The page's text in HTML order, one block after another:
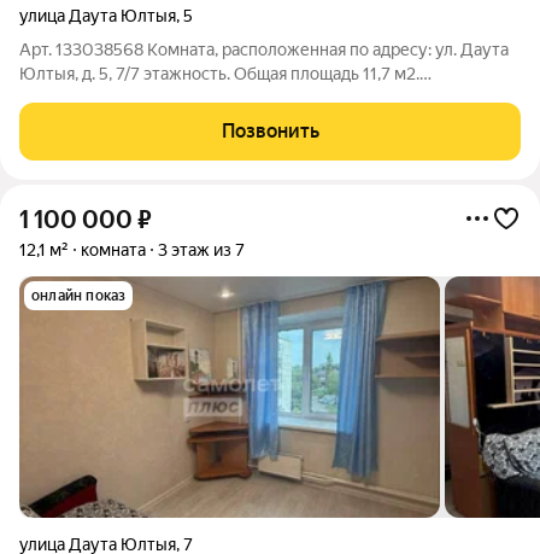
улица Даута Юлтыя,5
Арт. 133038568 Комната, расположенная по адресу: ул. Даута
Юлтыя, д. 5, 7/7 этажность. Общая площадь 11,7 м2.
-установлен электросчетчикПозвонить
1 100 000 ₽
12,1 м² комната 3 этаж из 7
онлайн показ
улица Даута Юлтыя,7